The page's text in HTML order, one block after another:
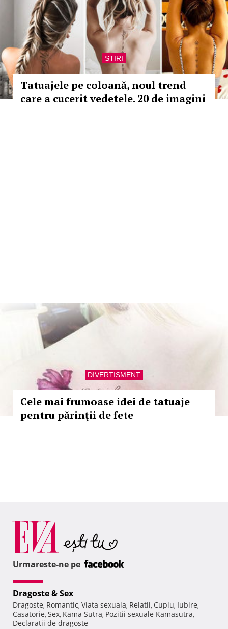
STIRI
Tatuajele pe coloană, noul trend
care a cucerit vedetele. 20 de imagini
DIVERTISMENT
Cele mai frumoase idei de tatuaje
pentru părinţii de fete
Urmareste-ne pe
Dragoste & Sex
Dragoste, Romantic, Viata sexuala, Relatii, Cuplu, Iubire,
Casatorie, Sex, Kama Sutra, Pozitii sexuale Kamasutra,
Declaratii de dragoste